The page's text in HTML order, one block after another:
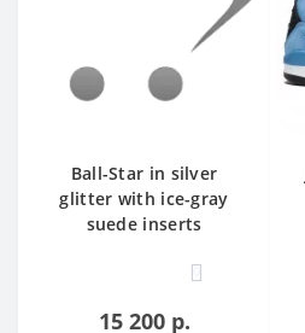
Ball-Star in silver
glitter with ice-gray
suede inserts
0
15 200 р.